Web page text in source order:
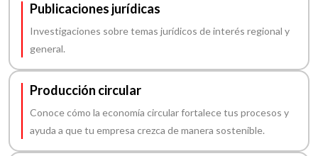
Publicaciones jurídicas
Investigaciones sobre temas jurídicos de interés regional y
general.
Producción circular
Conoce cómo la economía circular fortalece tus procesos y
ayuda a que tu empresa crezca de manera sostenible.